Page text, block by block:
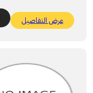
عرض التفاصيل